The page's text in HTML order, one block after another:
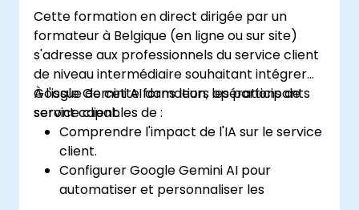
Cette formation en direct dirigée par un
formateur à Belgique (en ligne ou sur site)
s'adresse aux professionnels du service client
de niveau intermédiaire souhaitant intégrer
Google Gemini AI dans leurs opérations de
service client.
À l'issue de cette formation, les participants
seront capables de :
Comprendre l'impact de l'IA sur le service
client.
Configurer Google Gemini AI pour
automatiser et personnaliser les